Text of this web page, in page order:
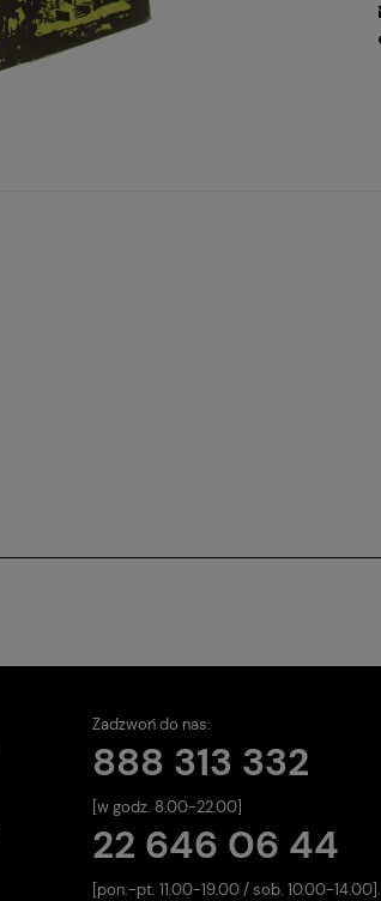
Zadzwoń do nas:
888 313 332
[w godz. 8.00-22.00]
22 646 06 44
[pon.-pt. 11.00-19.00 / sob. 10.00-14.00].